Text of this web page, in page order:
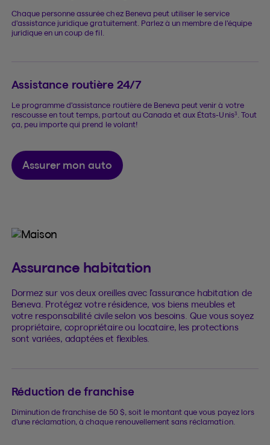
Chaque personne assurée chez Beneva peut utiliser le service
d’assistance juridique gratuitement. Parlez à un membre de l’équipe
juridique en un coup de fil.
Assistance routière 24/7
Le programme d’assistance routière de Beneva peut venir à votre
rescousse en tout temps, partout au Canada et aux États-Unis3
. Tout
ça, peu importe qui prend le volant!
Assurer mon auto
Assurance habitation
Dormez sur vos deux oreilles avec l’assurance habitation de
Beneva. Protégez votre résidence, vos biens meubles et
votre responsabilité civile selon vos besoins. Que vous soyez
propriétaire, copropriétaire ou locataire, les protections
sont variées, adaptées et flexibles.
Réduction de franchise
Diminution de franchise de 50 $, soit le montant que vous payez lors
d’une réclamation, à chaque renouvellement sans réclamation.